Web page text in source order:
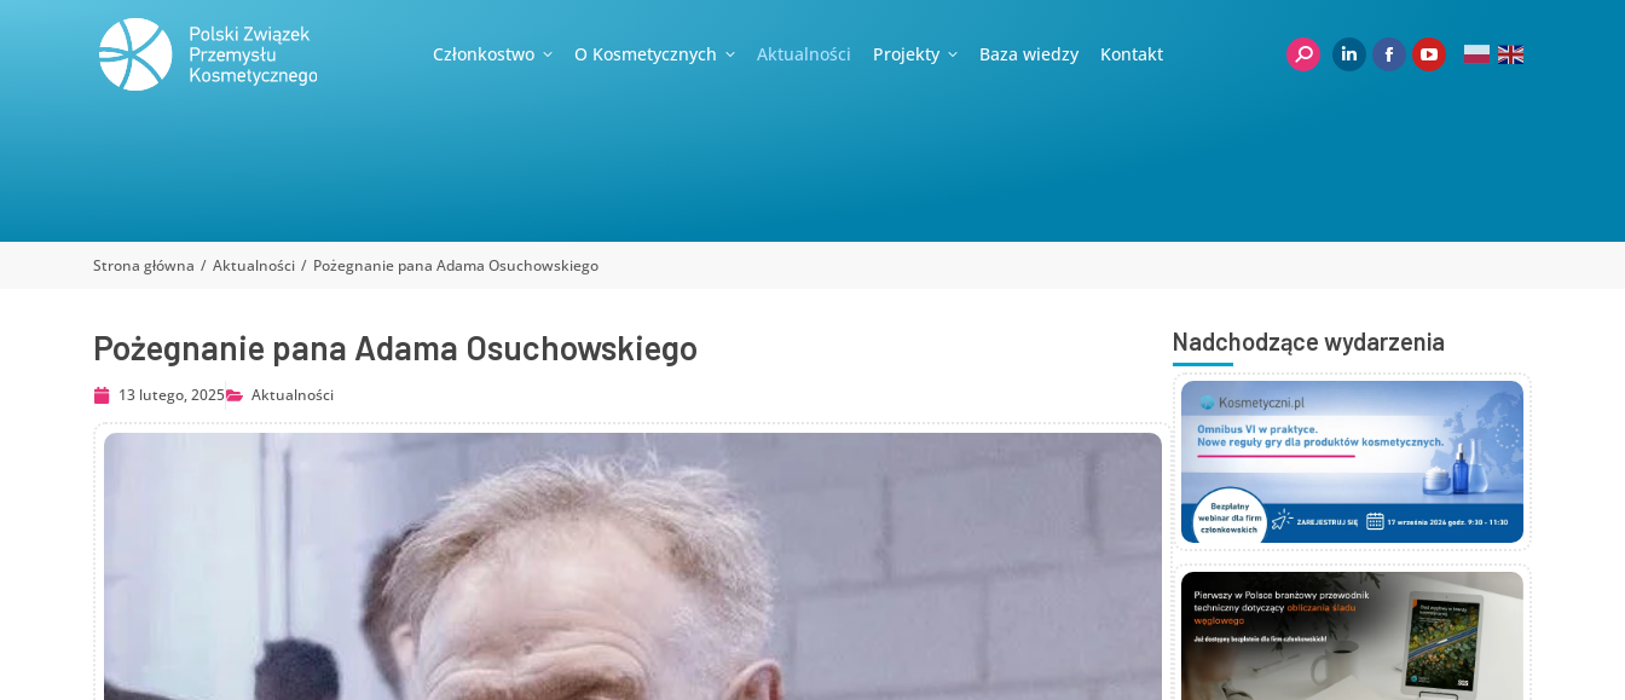
Członkostwo O Kosmetycznych Aktualności Projekty Baza wiedzy Kontakt
Jesteś tutaj:
Strona główna Aktualności Pożegnanie pana Adama Osuchowskiego
Pożegnanie pana Adama Osuchowskiego
13 lutego, 2025 Aktualności
Nadchodzące wydarzenia